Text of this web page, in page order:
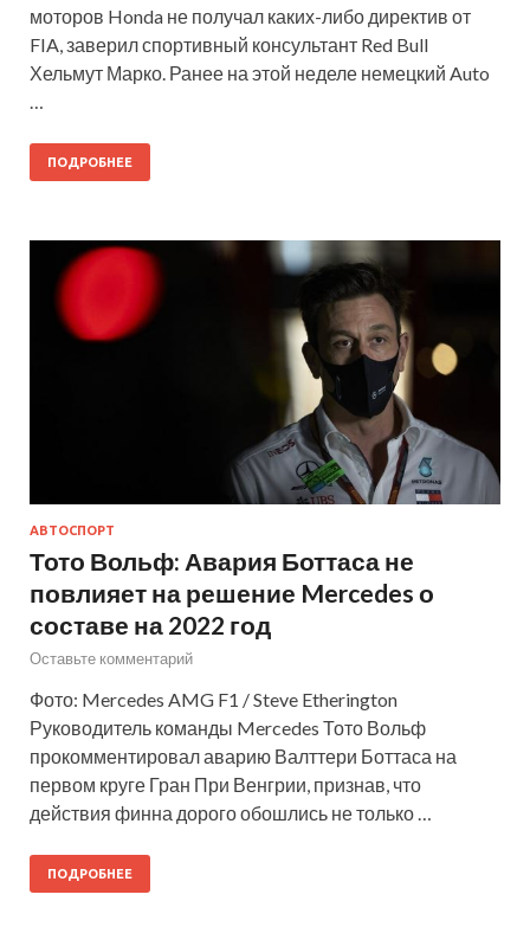
моторов Honda не получал каких-либо директив от
FIA, заверил спортивный консультант Red Bull
Хельмут Марко. Ранее на этой неделе немецкий Auto
…
ПОДРОБНЕЕ
АВТОСПОРТ
Тото Вольф: Авария Боттаса не
повлияет на решение Mercedes о
составе на 2022 год
Оставьте комментарий
Фото: Mercedes AMG F1 / Steve Etherington
Руководитель команды Mercedes Тото Вольф
прокомментировал аварию Валттери Боттаса на
первом круге Гран При Венгрии, признав, что
действия финна дорого обошлись не только …
ПОДРОБНЕЕ